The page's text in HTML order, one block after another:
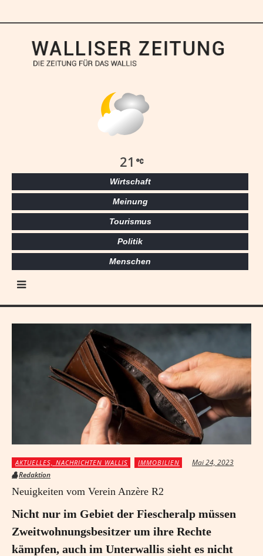
21
Wirtschaft
Meinung
Tourismus
Politik
Menschen
AKTUELLES, NACHRICHTEN WALLIS IMMOBILIEN
Mai 24, 2023
Redaktion
Neuigkeiten vom Verein Anzère R2
Nicht nur im Gebiet der Fiescheralp müssen
Zweitwohnungsbesitzer um ihre Rechte
kämpfen, auch im Unterwallis sieht es nicht